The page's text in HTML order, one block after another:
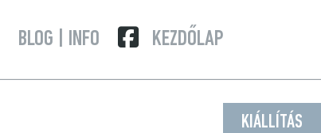
BLOG | INFO KEZDŐLAP
KIÁLLÍTÁS